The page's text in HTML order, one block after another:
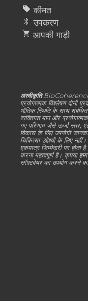
sell कीमत
bluetooth उपकरण
shopping_cart आपकी गाड़ी
अस्वीकृतिBioCoherence
प्रयोगात्मक विश्लेषण दोनों
भौतिक स्थिति के साथ
व्यक्तिगत माप और
गए परिणाम जैसे ऊर्जा स्तर,
विकास के लिए उपयोगी
चिकित्सा उद्देश्यों के लिए
एकमात्र जिम्मेदारी पर होता
करना महत्वपूर्ण है। कृपया
सॉफ़्टवेयर का उपयोग करने